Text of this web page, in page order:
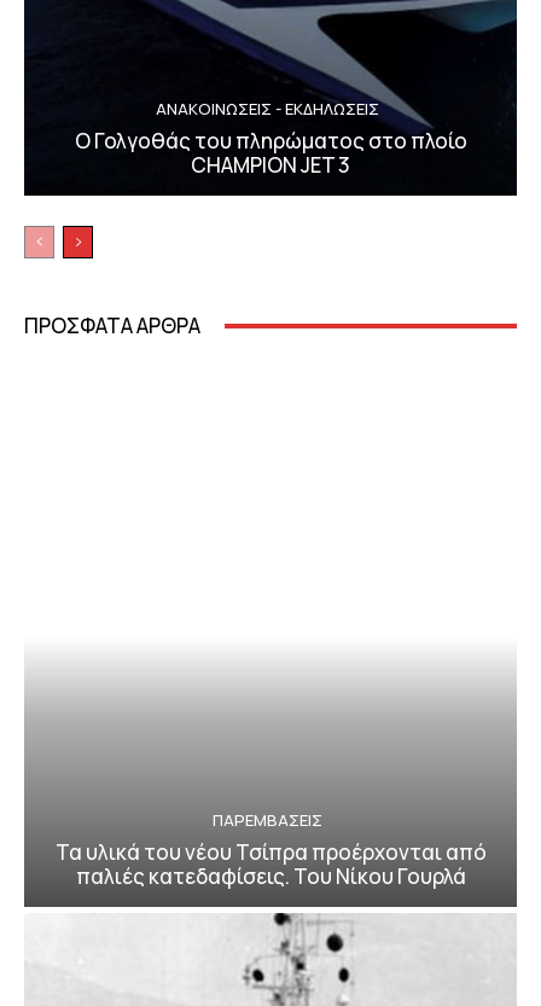
ΑΝΑΚΟΙΝΩΣΕΙΣ - ΕΚΔΗΛΩΣΕΙΣ
Ο Γολγοθάς του πληρώματος στο πλοίο
CHAMPION JET 3
ΠΡΟΣΦΑΤΑ ΑΡΘΡΑ
ΠΑΡΕΜΒΑΣΕΙΣ
Τα υλικά του νέου Τσίπρα προέρχονται από
παλιές κατεδαφίσεις. Του Νίκου Γουρλά